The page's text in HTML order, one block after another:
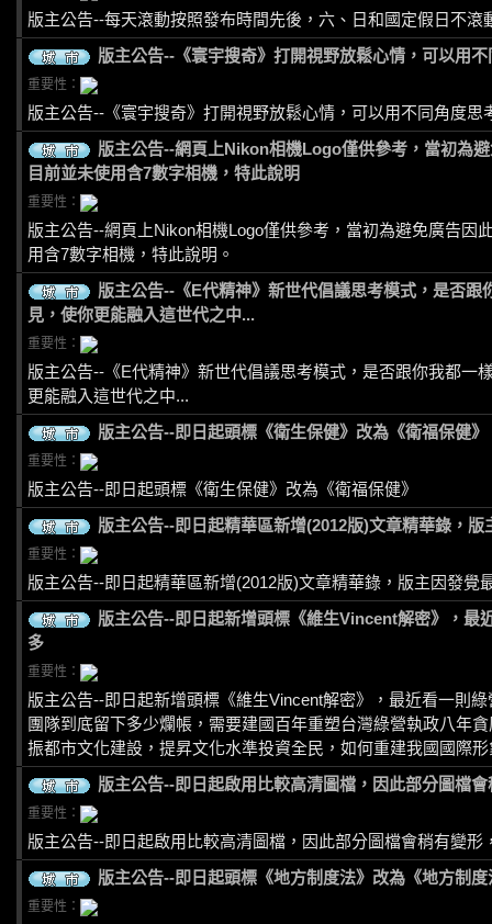
版主公告--每天滾動按照發布時間先後，六、日和國定假日不滾
版主公告--《寰宇搜奇》打開視野放鬆心情，可以用
重要性：
版主公告--《寰宇搜奇》打開視野放鬆心情，可以用不同角度思
版主公告--網頁上Nikon相機Logo僅供參考，當初為
目前並未使用含7數字相機，特此說明
重要性：
版主公告--網頁上Nikon相機Logo僅供參考，當初為避免廣告因
用含7數字相機，特此說明。
版主公告--《E代精神》新世代倡議思考模式，是否
見，使你更能融入這世代之中...
重要性：
版主公告--《E代精神》新世代倡議思考模式，是否跟你我都一
更能融入這世代之中...
版主公告--即日起頭標《衛生保健》改為《衛福保健》
重要性：
版主公告--即日起頭標《衛生保健》改為《衛福保健》
版主公告--即日起精華區新增(2012版)文章精華錄，
重要性：
版主公告--即日起精華區新增(2012版)文章精華錄，版主因發覺
版主公告--即日起新增頭標《維生Vincent解密》，最
多
重要性：
版主公告--即日起新增頭標《維生Vincent解密》，最近看一則
團隊到底留下多少爛帳，需要建國百年重塑台灣綠營執政八年
振都市文化建設，提昇文化水準投資全民，如何重建我國國際
版主公告--即日起啟用比較高清圖檔，因此部分圖檔
重要性：
版主公告--即日起啟用比較高清圖檔，因此部分圖檔會稍有變形
版主公告--即日起頭標《地方制度法》改為《地方制
重要性：